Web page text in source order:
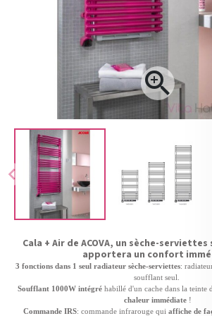
chevron_left

Cala + Air de ACOVA, un sèche-
apportera un confort
3 fonctions dans 1 seul radiateur sèche-serviettes:
soufflant seul.
Soufflant 1000W intégré habillé d'un cache dans la teinte
chaleur immédiate !
Commande IRS: commande infrarouge qui affiche de